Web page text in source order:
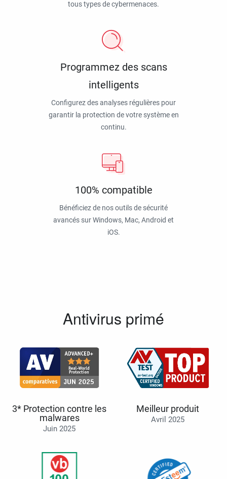
tous types de cybermenaces.
Programmez des scans
intelligents
Configurez des analyses régulières pour
garantir la protection de votre système en
continu.
100% compatible
Bénéficiez de nos outils de sécurité
avancés sur Windows, Mac, Android et
iOS.
Antivirus primé
3* Protection contre les
malwares
Juin 2025
Meilleur produit
Avril 2025